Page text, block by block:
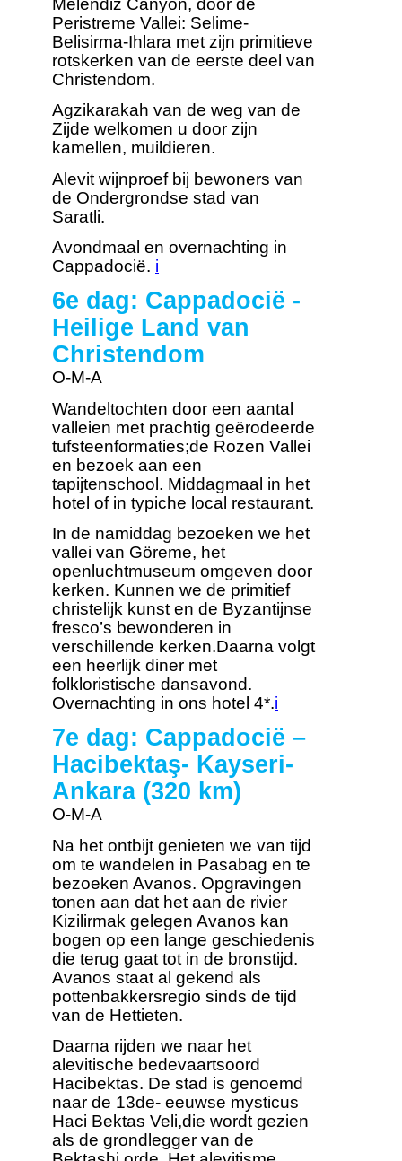
Melendiz Canyon, door de
Peristreme Vallei: Selime-
Belisirma-Ihlara met zijn primitieve
rotskerken van de eerste deel van
Christendom.
Agzikarakah van de weg van de
Zijde welkomen u door zijn
kamellen, muildieren.
Alevit wijnproef bij bewoners van
de Ondergrondse stad van
Saratli.
Avondmaal en overnachting in
Cappadocië. i
6e dag: Cappadocië -
Heilige Land van
Christendom
O-M-A
Wandeltochten door een aantal
valleien met prachtig geërodeerde
tufsteenformaties;de Rozen Vallei
en bezoek aan een
tapijtenschool. Middagmaal in het
hotel of in typiche local restaurant.
In de namiddag bezoeken we het
vallei van Göreme, het
openluchtmuseum omgeven door
kerken. Kunnen we de primitief
christelijk kunst en de Byzantijnse
fresco’s bewonderen in
verschillende kerken.Daarna volgt
een heerlijk diner met
folkloristische dansavond.
Overnachting in ons hotel 4*.i
7e dag: Cappadocië –
Hacibektaş- Kayseri-
Ankara (320 km)
O-M-A
Na het ontbijt genieten we van tijd
om te wandelen in Pasabag en te
bezoeken Avanos. Opgravingen
tonen aan dat het aan de rivier
Kizilirmak gelegen Avanos kan
bogen op een lange geschiedenis
die terug gaat tot in de bronstijd.
Avanos staat al gekend als
pottenbakkersregio sinds de tijd
van de Hettieten.
Daarna rijden we naar het
alevitische bedevaartsoord
Hacibektas. De stad is genoemd
naar de 13de- eeuwse mysticus
Haci Bektas Veli,die wordt gezien
als de grondlegger van de